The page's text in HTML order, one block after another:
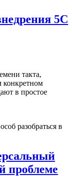
5С
такта,
конкретном
в простое
проблеме